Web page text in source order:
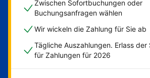
Zwischen Sofortbuchungen oder
Buchungsanfragen wählen
Wir wickeln die Zahlung für Sie ab
Tägliche Auszahlungen. Erlass
für Zahlungen für 2026